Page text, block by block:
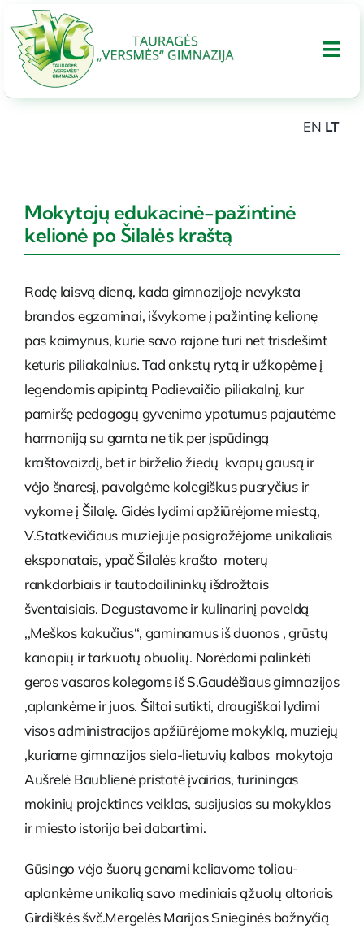
to
content
Tarptautinis bakalaureatas
Administracinė informacija
PARAMA
EN LT
Mokytojų edukacinė-pažintinė
kelionė po Šilalės kraštą
Radę laisvą dieną, kada gimnazijoje nevyksta
brandos egzaminai, išvykome į pažintinę kelionę
pas kaimynus, kurie savo rajone turi net trisdešimt
keturis piliakalnius. Tad ankstų rytą ir užkopėme į
legendomis apipintą Padievaičio piliakalnį, kur
pamiršę pedagogų gyvenimo ypatumus pajautėme
harmoniją su gamta ne tik per įspūdingą
kraštovaizdį, bet ir birželio žiedų kvapų gausą ir
vėjo šnaresį, pavalgėme kolegiškus pusryčius ir
vykome į Šilalę. Gidės lydimi apžiūrėjome miestą,
V.Statkevičiaus muziejuje pasigrožėjome unikaliais
eksponatais, ypač Šilalės krašto moterų
rankdarbiais ir tautodailininkų išdrožtais
šventaisiais. Degustavome ir kulinarinį paveldą
,,Meškos kakučius‘‘, gaminamus iš duonos , grūstų
kanapių ir tarkuotų obuolių. Norėdami palinkėti
geros vasaros kolegoms iš S.Gaudėšiaus gimnazijos
,aplankėme ir juos. Šiltai sutikti, draugiškai lydimi
visos administracijos apžiūrėjome mokyklą, muziejų
,kuriame gimnazijos siela-lietuvių kalbos mokytoja
Aušrelė Baublienė pristatė įvairias, turiningas
mokinių projektines veiklas, susijusias su mokyklos
ir miesto istorija bei dabartimi.
Gūsingo vėjo šuorų genami keliavome toliau-
aplankėme unikalią savo mediniais ąžuolų altoriais
Girdiškės švč.Mergelės Marijos Snieginės bažnyčią